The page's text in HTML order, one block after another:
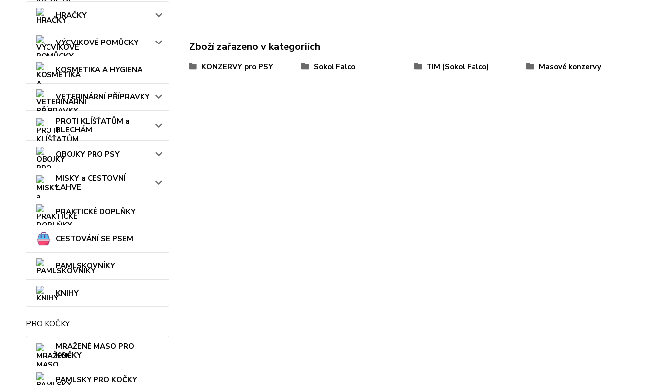
HRAČKY
VÝCVIKOVÉ POMŮCKY
KOSMETIKA A HYGIENA
VETERINÁRNÍ PŘÍPRAVKY
PROTI KLÍŠŤATŮM a
BLECHÁM
OBOJKY PRO PSY
MISKY a CESTOVNÍ
LAHVE
PRAKTICKÉ DOPLŇKY
CESTOVÁNÍ SE PSEM
PAMLSKOVNÍKY
KNIHY
PRO KOČKY
MRAŽENÉ MASO PRO
KOČKY
PAMLSKY PRO KOČKY
Zboží zařazeno v kategoriích
KONZERVY pro PSY Sokol Falco TIM (Sokol Falco) Masové konzervy